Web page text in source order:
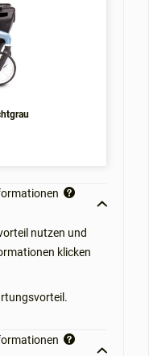
nutzen und
klicken